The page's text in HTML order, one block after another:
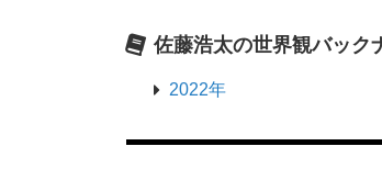
佐藤浩太の世界観バック
2022年